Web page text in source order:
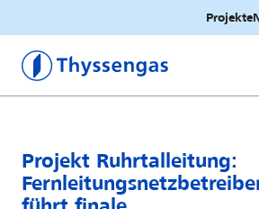
Projekte
Thyssengas
Projekt Ruhrtalleitung: